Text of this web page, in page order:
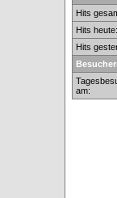
Hits
Hits heute:
Hits
am: